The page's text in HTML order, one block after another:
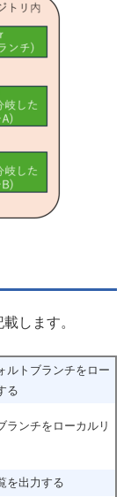
します。
ルトブランチをロー
る
ランチをローカルリ
を出力する